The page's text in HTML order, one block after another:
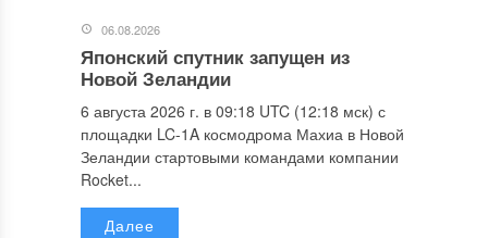
06.08.2026
Японский спутник запущен из
Новой Зеландии
6 августа 2026 г. в 09:18 UTC (12:18 мск) с
площадки LC-1A космодрома Махиа в Новой
Зеландии стартовыми командами компании
Rocket...
Далее